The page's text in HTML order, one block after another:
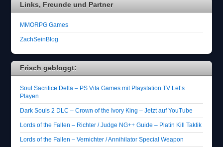
Links, Freunde und Partner
MMORPG Games
ZachSeinBlog
Frisch gebloggt:
Soul Sacrifice Delta – PS Vita Games mit Playstation TV Let’s
Playen
Dark Souls 2 DLC – Crown of the Ivory King – Jetzt auf YouTube
Lords of the Fallen – Richter / Judge NG++ Guide – Platin Kill Taktik
Lords of the Fallen – Vernichter / Annihilator Special Weapon